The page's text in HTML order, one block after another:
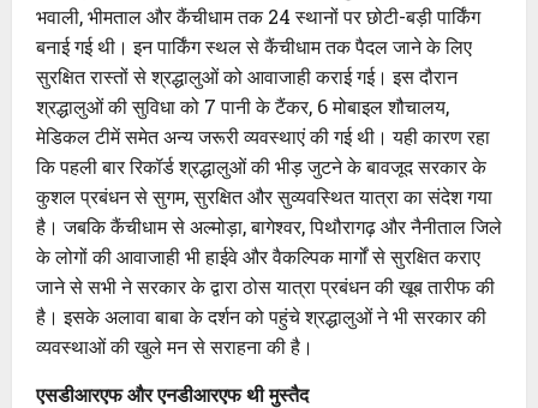
भवाली, भीमताल और कैंचीधाम तक 24 स्थानों पर छोटी-बड़ी पार्किंग
बनाई गई थी। इन पार्किंग स्थल से कैंचीधाम तक पैदल जाने के लिए
सुरक्षित रास्तों से श्रद्धालुओं को आवाजाही कराई गई। इस दौरान
श्रद्धालुओं की सुविधा को 7 पानी के टैंकर, 6 मोबाइल शौचालय,
मेडिकल टीमें समेत अन्य जरूरी व्यवस्थाएं की गई थी। यही कारण रहा
कि पहली बार रिकॉर्ड श्रद्धालुओं की भीड़ जुटने के बावजूद सरकार के
कुशल प्रबंधन से सुगम, सुरक्षित और सुव्यवस्थित यात्रा का संदेश गया
है। जबकि कैंचीधाम से अल्मोड़ा, बागेश्वर, पिथौरागढ़ और नैनीताल जिले
के लोगों की आवाजाही भी हाईवे और वैकल्पिक मार्गों से सुरक्षित कराए
जाने से सभी ने सरकार के द्वारा ठोस यात्रा प्रबंधन की खूब तारीफ की
है। इसके अलावा बाबा के दर्शन को पहुंचे श्रद्धालुओं ने भी सरकार की
व्यवस्थाओं की खुले मन से सराहना की है।
एसडीआरएफ और एनडीआरएफ थी मुस्तैद